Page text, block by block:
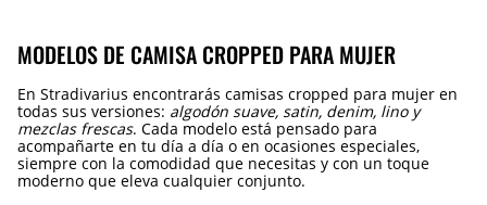
MODELOS DE CAMISA CROPPED PARA MUJER
En Stradivarius encontrarás camisas cropped para mujer en
todas sus versiones: algodón suave, satin, denim, lino y
mezclas frescas. Cada modelo está pensado para
acompañarte en tu día a día o en ocasiones especiales,
siempre con la comodidad que necesitas y con un toque
moderno que eleva cualquier conjunto.